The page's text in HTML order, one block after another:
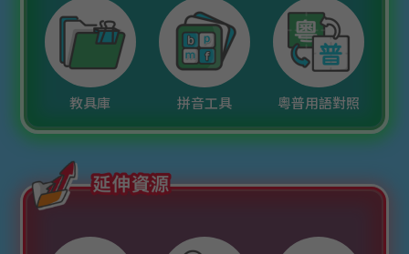
教具庫 拼音工具 粵普用語對照